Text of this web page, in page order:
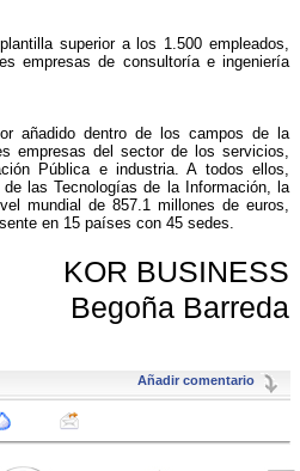
superior a los 1.500 empleados,
empresas de consultoría e ingeniería
añadido dentro de los campos de la
empresas del sector de los servicios,
Pública e industria. A todos ellos,
las Tecnologías de la Información, la
mundial de 857.1 millones de euros,
en 15 países con 45 sedes.
KOR BUSINESS
Begoña Barreda
Añadir comentario